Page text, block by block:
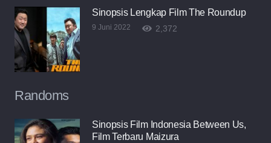
Sinopsis Lengkap Film The Roundup
9 Juni 2022 2,372
Randoms
Sinopsis Film Indonesia Between Us,
Film Terbaru Maizura